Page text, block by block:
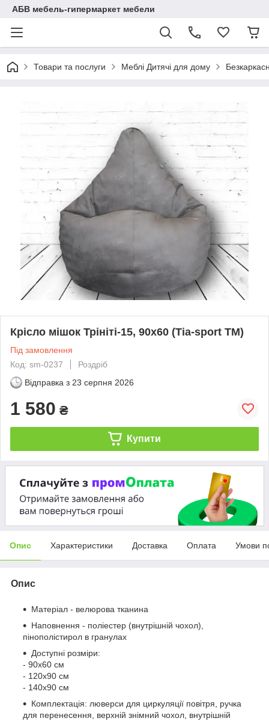
АБВ мебель-гипермаркет мебели
Товари та послуги Меблі Дитячі для дому
Крісло мішок Трініті-15, 90х60 (Тіа-sport ТМ)
Під замовлення
Код: sm-0237
Роздріб
Відправка з 23 серпня 2026
1 580 ₴
Купити
Опис Характеристики Доставка Оплата Умови
Опис
Матеріал - велюрова тканина
Наповнення - поліестер (внутрішній чохол),
пінополістирол в гранулах
Доступні розміри:
- 90х60 см
- 120х90 см
- 140х90 см
Комплектація: люверси для циркуляції повітря, ручка
для перенесення, верхній знімний чохол, внутрішній